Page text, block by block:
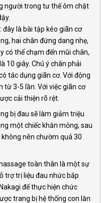
người trong tư thế ôm chặt
: đây là bài tập kéo giãn cơ
hai chân đứng dang nhẹ,
có thể chạm đến mũi chân,
10 giây. Chú ý chân phải
tác dụng giãn cơ. Với động
từ 3-5 lần. Với việc giãn cơ
cải thiện rõ rệt.
bị đau sẽ làm giảm triệu
một chiếc khăn mỏng, sau
nên chườm quá 30
toàn thân là một sự
trợ trị liệu đau nhức bắp
để thực hiện chức
trang bị hệ thống con lăn